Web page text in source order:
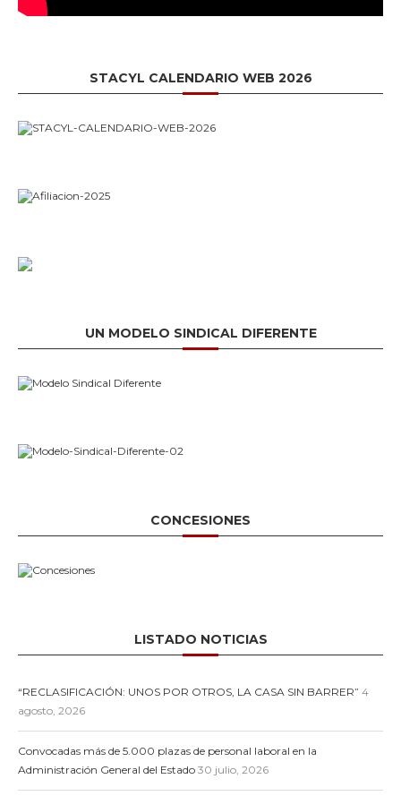
STACYL CALENDARIO WEB 2026
UN MODELO SINDICAL DIFERENTE
CONCESIONES
LISTADO NOTICIAS
“RECLASIFICACIÓN: UNOS POR OTROS, LA CASA SIN BARRER” 4
agosto, 2026
Convocadas más de 5.000 plazas de personal laboral en la
Administración General del Estado 30 julio, 2026